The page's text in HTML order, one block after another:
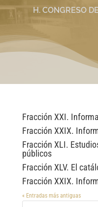
H. CONGRESO
Fracción XXI.
Fracción XXIX.
Fracción XLI.
públicos
Fracción XLV. El
Fracción XXIX.
« Entradas más antiguas